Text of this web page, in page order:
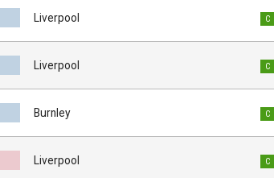
Liverpool C
Liverpool C
Burnley C
Liverpool C